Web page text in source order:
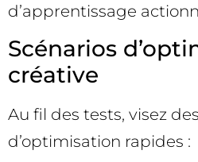
d’apprentissage
Scénarios
créative
Au fil des tests, visez
d’optimisation rapides :